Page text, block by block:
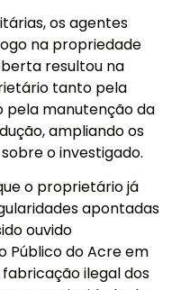
os agentes
na propriedade
resultou na
tanto pela
pela manutenção da
ampliando os
o investigado.
o proprietário já
apontadas
ouvido
Público do Acre em
ilegal dos